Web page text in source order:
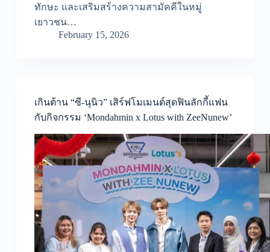
ทักษะ และเสริมสร้างความสามัคคีในหมู่
เยาวชน…
February 15, 2026
เกินต้าน “ซี-นุนิว” เสิร์ฟโมเมนต์สุดฟินลักกี้แฟน
กับกิจกรรม ‘Mondahmin x Lotus with ZeeNunew’